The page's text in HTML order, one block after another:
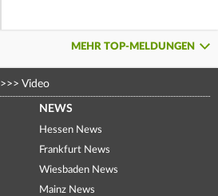
MEHR TOP-MELDUNGEN
>>> Video
NEWS
Hessen News
Frankfurt News
Wiesbaden News
Mainz News